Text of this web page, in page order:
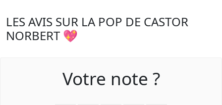
LES AVIS SUR LA POP DE CASTOR
NORBERT 💖
Votre note ?